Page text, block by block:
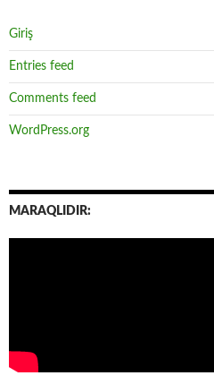
Giriş
Entries feed
Comments feed
WordPress.org
MARAQLIDIR: